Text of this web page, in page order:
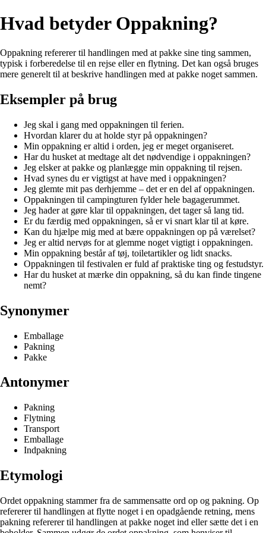
Hvad betyder Oppakning?
Oppakning refererer til handlingen med at pakke sine ting sammen,
typisk i forberedelse til en rejse eller en flytning. Det kan også bruges
mere generelt til at beskrive handlingen med at pakke noget sammen.
Eksempler på brug
Jeg skal i gang med oppakningen til ferien.
Hvordan klarer du at holde styr på oppakningen?
Min oppakning er altid i orden, jeg er meget organiseret.
Har du husket at medtage alt det nødvendige i oppakningen?
Jeg elsker at pakke og planlægge min oppakning til rejsen.
Hvad synes du er vigtigst at have med i oppakningen?
Jeg glemte mit pas derhjemme – det er en del af oppakningen.
Oppakningen til campingturen fylder hele bagagerummet.
Jeg hader at gøre klar til oppakningen, det tager så lang tid.
Er du færdig med oppakningen, så er vi snart klar til at køre.
Kan du hjælpe mig med at bære oppakningen op på værelset?
Jeg er altid nervøs for at glemme noget vigtigt i oppakningen.
Min oppakning består af tøj, toiletartikler og lidt snacks.
Oppakningen til festivalen er fuld af praktiske ting og festudstyr.
Har du husket at mærke din oppakning, så du kan finde tingene
nemt?
Synonymer
Emballage
Pakning
Pakke
Antonymer
Pakning
Flytning
Transport
Emballage
Indpakning
Etymologi
Ordet oppakning stammer fra de sammensatte ord op og pakning. Op
refererer til handlingen at flytte noget i en opadgående retning, mens
pakning refererer til handlingen at pakke noget ind eller sætte det i en